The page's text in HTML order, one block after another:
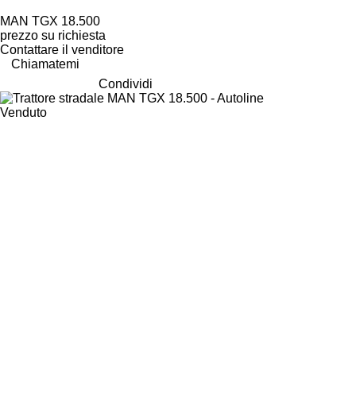
MAN TGX 18.500
prezzo su richiesta
Contattare il venditore
Chiamatemi
Condividi
Venduto